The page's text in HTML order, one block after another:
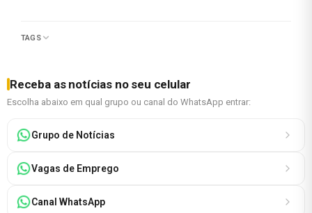
TAGS
Receba as notícias no seu celular
Escolha abaixo em qual grupo ou canal do WhatsApp entrar:
Grupo de Notícias
Vagas de Emprego
Canal WhatsApp